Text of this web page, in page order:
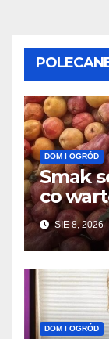
DOM I OGRÓD
Smak
co
SIE 8, 2026
DOM I OGRÓD